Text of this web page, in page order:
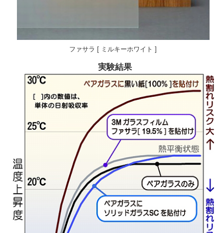
ファサラ [ ミルキーホワイト ]
実験結果